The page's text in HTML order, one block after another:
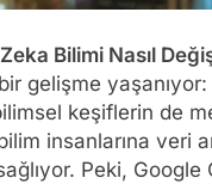
Bilimi Nasıl
gelişme
keşiflerin de
insanlarına veri
Peki,